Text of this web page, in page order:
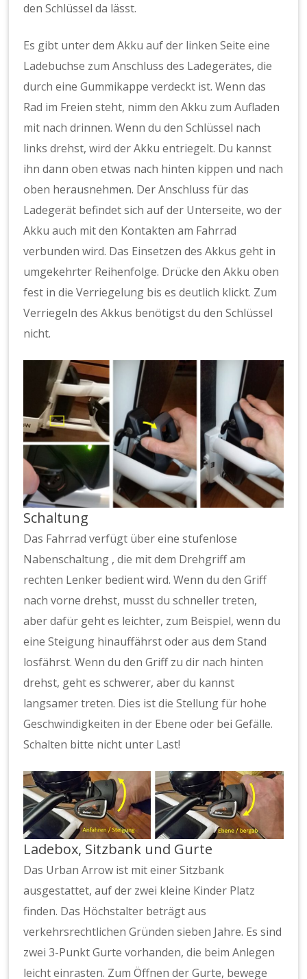
den Schlüssel da lässt.
Es gibt unter dem Akku auf der linken Seite eine
Ladebuchse zum Anschluss des Ladegerätes, die
durch eine Gummikappe verdeckt ist. Wenn das
Rad im Freien steht, nimm den Akku zum Aufladen
mit nach drinnen. Wenn du den Schlüssel nach
links drehst, wird der Akku entriegelt. Du kannst
ihn dann oben etwas nach hinten kippen und nach
oben herausnehmen. Der Anschluss für das
Ladegerät befindet sich auf der Unterseite, wo der
Akku auch mit den Kontakten am Fahrrad
verbunden wird. Das Einsetzen des Akkus geht in
umgekehrter Reihenfolge. Drücke den Akku oben
fest in die Verriegelung bis es deutlich klickt. Zum
Verriegeln des Akkus benötigst du den Schlüssel
nicht.
Schaltung
Das Fahrrad verfügt über eine stufenlose
Nabenschaltung , die mit dem Drehgriff am
rechten Lenker bedient wird. Wenn du den Griff
nach vorne drehst, musst du schneller treten,
aber dafür geht es leichter, zum Beispiel, wenn du
eine Steigung hinauffährst oder aus dem Stand
losfährst. Wenn du den Griff zu dir nach hinten
drehst, geht es schwerer, aber du kannst
langsamer treten. Dies ist die Stellung für hohe
Geschwindigkeiten in der Ebene oder bei Gefälle.
Schalten bitte nicht unter Last!
Ladebox, Sitzbank und Gurte
Das Urban Arrow ist mit einer Sitzbank
ausgestattet, auf der zwei kleine Kinder Platz
finden. Das Höchstalter beträgt aus
verkehrsrechtlichen Gründen sieben Jahre. Es sind
zwei 3-Punkt Gurte vorhanden, die beim Anlegen
leicht einrasten. Zum Öffnen der Gurte, bewege